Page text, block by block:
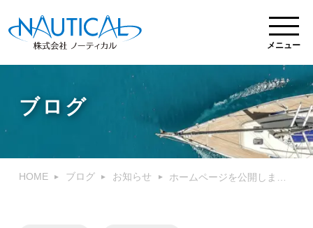
メニュー
ブログ
HOME ブログ お知らせ